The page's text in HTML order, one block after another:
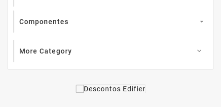
Componentes 
More Category 